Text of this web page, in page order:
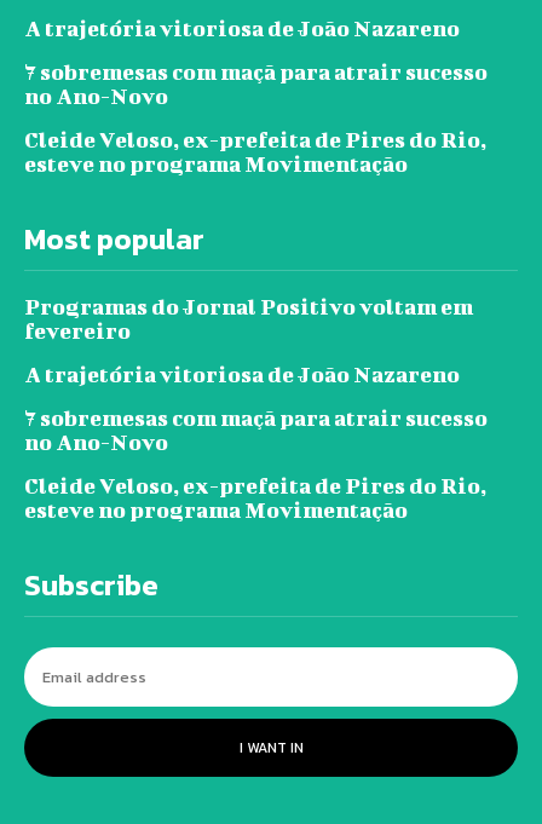
A trajetória vitoriosa de João Nazareno
7 sobremesas com maçã para atrair sucesso
no Ano-Novo
Cleide Veloso, ex-prefeita de Pires do Rio,
esteve no programa Movimentação
Most popular
Programas do Jornal Positivo voltam em
fevereiro
A trajetória vitoriosa de João Nazareno
7 sobremesas com maçã para atrair sucesso
no Ano-Novo
Cleide Veloso, ex-prefeita de Pires do Rio,
esteve no programa Movimentação
Subscribe
I WANT IN